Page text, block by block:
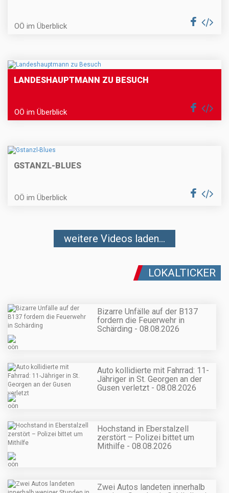
OÖ im Überblick
LANDESHAUPTMANN ZU BESUCH
OÖ im Überblick
GSTANZL-BLUES
OÖ im Überblick
weitere Videos laden...
LOKALTICKER
Bizarre Unfälle auf der B137
fordern die Feuerwehr in
Schärding - 08.08.2026
Auto kollidierte mit Fahrrad: 11-
Jähriger in St. Georgen an der
Gusen verletzt - 08.08.2026
Hochstand in Eberstalzell
zerstört – Polizei bittet um
Mithilfe - 08.08.2026
Zwei Autos landeten innerhalb